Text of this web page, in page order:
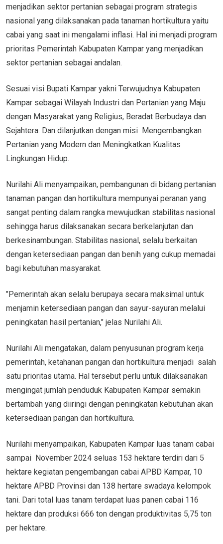
menjadikan sektor pertanian sebagai program strategis
nasional yang dilaksanakan pada tanaman hortikultura yaitu
cabai yang saat ini mengalami inflasi. Hal ini menjadi program
prioritas Pemerintah Kabupaten Kampar yang menjadikan
sektor pertanian sebagai andalan.
Sesuai visi Bupati Kampar yakni Terwujudnya Kabupaten
Kampar sebagai Wilayah Industri dan Pertanian yang Maju
dengan Masyarakat yang Religius, Beradat Berbudaya dan
Sejahtera. Dan dilanjutkan dengan misi Mengembangkan
Pertanian yang Modern dan Meningkatkan Kualitas
Lingkungan Hidup.
Nurilahi Ali menyampaikan, pembangunan di bidang pertanian
tanaman pangan dan hortikultura mempunyai peranan yang
sangat penting dalam rangka mewujudkan stabilitas nasional
sehingga harus dilaksanakan secara berkelanjutan dan
berkesinambungan. Stabilitas nasional, selalu berkaitan
dengan ketersediaan pangan dan benih yang cukup memadai
bagi kebutuhan masyarakat.
’’Pemerintah akan selalu berupaya secara maksimal untuk
menjamin ketersediaan pangan dan sayur-sayuran melalui
peningkatan hasil pertanian,’’ jelas Nurilahi Ali.
Nurilahi Ali mengatakan, dalam penyusunan program kerja
pemerintah, ketahanan pangan dan hortikultura menjadi salah
satu prioritas utama. Hal tersebut perlu untuk dilaksanakan
mengingat jumlah penduduk Kabupaten Kampar semakin
bertambah yang diiringi dengan peningkatan kebutuhan akan
ketersediaan pangan dan hortikultura.
Nurilahi menyampaikan, Kabupaten Kampar luas tanam cabai
sampai November 2024 seluas 153 hektare terdiri dari 5
hektare kegiatan pengembangan cabai APBD Kampar, 10
hektare APBD Provinsi dan 138 hertare swadaya kelompok
tani. Dari total luas tanam terdapat luas panen cabai 116
hektare dan produksi 666 ton dengan produktivitas 5,75 ton
per hektare.